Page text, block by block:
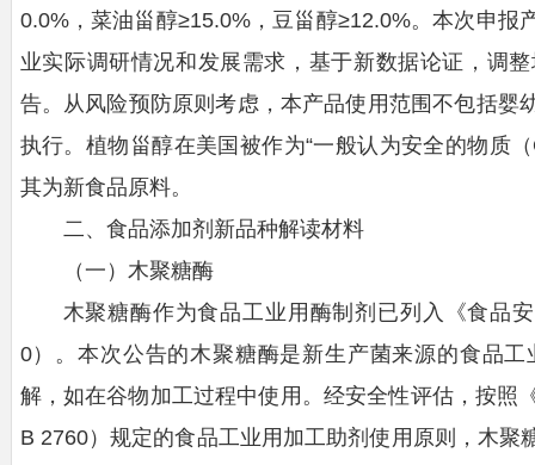
0.0%，菜油甾醇≥15.0%，豆甾醇≥12.0%。本次申
业实际调研情况和发展需求，基于新数据论证，调
告。从风险预防原则考虑，本产品使用范围不包括婴
执行。植物甾醇在美国被作为“一般认为安全的物质
其为新食品原料。
二、食品添加剂新品种解读材料
（一）木聚糖酶
木聚糖酶作为食品工业用酶制剂已列入《食品
0）。本次公告的木聚糖酶是新生产菌来源的食品
解，如在谷物加工过程中使用。经安全性评估，按照
B 2760）规定的食品工业用加工助剂使用原则，木